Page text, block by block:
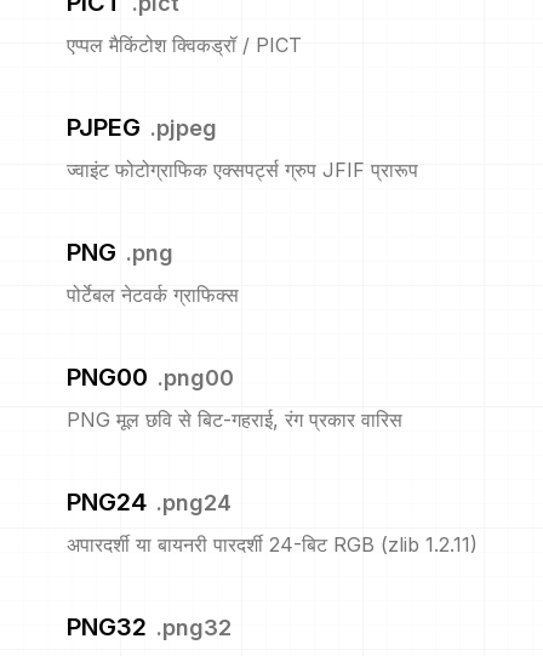
एप्पल मैकिंटोश क्विकड्रॉ / PICT
PJPEG .pjpeg
ज्वाइंट फोटोग्राफिक एक्सपर्ट्स ग्रुप JFIF प्रारूप
PNG .png
पोर्टेबल नेटवर्क ग्राफिक्स
PNG00 .png00
PNG मूल छवि से बिट-गहराई, रंग प्रकार वारिस
PNG24 .png24
अपारदर्शी या बायनरी पारदर्शी 24-बिट RGB (zlib 1.2.11)
PNG32 .png32